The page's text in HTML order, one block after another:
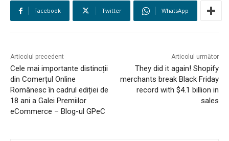
Facebook Twitter WhatsApp
Articolul precedent
Cele mai importante distincții
din Comerțul Online
Românesc în cadrul ediției de
18 ani a Galei Premiilor
eCommerce – Blog-ul GPeC
Articolul următor
They did it again! Shopify
merchants break Black Friday
record with $4.1 billion in
sales